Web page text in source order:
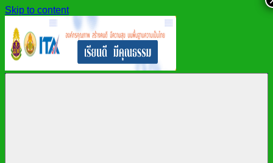
Skip to content